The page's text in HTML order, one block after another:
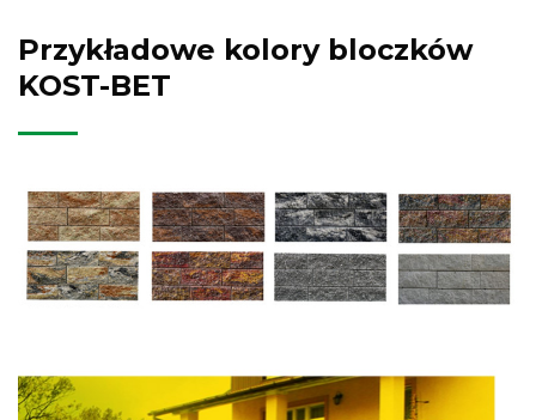
Przykładowe kolory bloczków
KOST-BET